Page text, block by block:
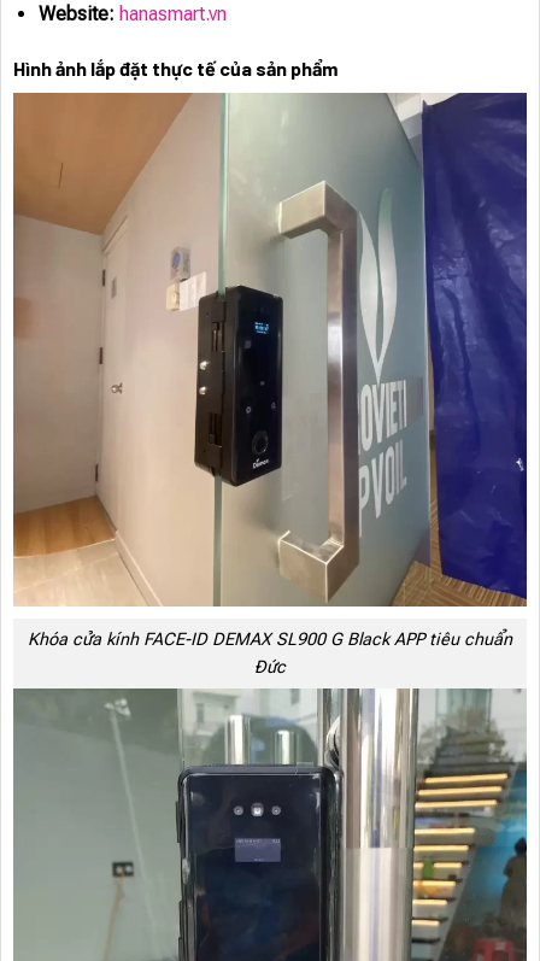
Website: hanasmart.vn
Hình ảnh lắp đặt thực tế của sản phẩm
Khóa cửa kính FACE-ID DEMAX SL900 G Black APP tiêu chuẩn
Đức